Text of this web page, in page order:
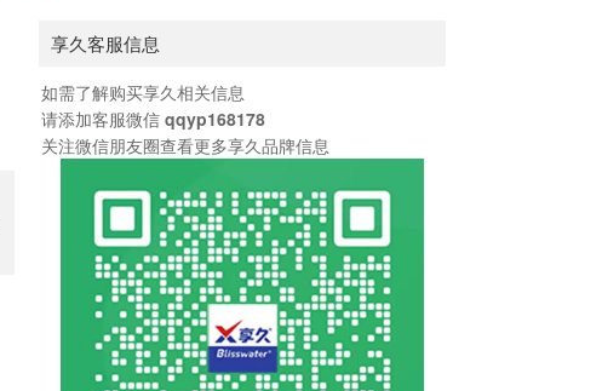
享久客服信息
如需了解购买享久相关信息
请添加客服微信 qqyp168178
关注微信朋友圈查看更多享久品牌信息